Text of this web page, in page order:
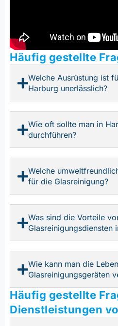
Häufig gestellte
Welche Ausrüstung ist
Harburg unerlässlich?
Wie oft sollte man in
durchführen?
Welche
für die Glasreinigung?
Was sind die Vorteile
Glasreinigungsdiensten
Wie kann man die
Glasreinigungsgeräten
Häufig gestellte
Dienstleistungen